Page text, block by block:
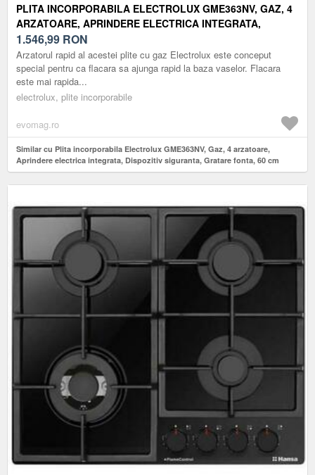
PLITA INCORPORABILA ELECTROLUX GME363NV, GAZ, 4
ARZATOARE, APRINDERE ELECTRICA INTEGRATA,
DISPOZITIV SIGURANTA, GRATARE FONTA, 60 CM (ALB)
1.546,99 RON
Arzatorul rapid al acestei plite cu gaz Electrolux este conceput
special pentru ca flacara sa ajunga rapid la baza vaselor. Flacara
este mai rapida...
electrolux, plite incorporabile
evomag.ro
Similar cu Plita incorporabila Electrolux GME363NV, Gaz, 4 arzatoare,
Aprindere electrica integrata, Dispozitiv siguranta, Gratare fonta, 60 cm
(Alb)